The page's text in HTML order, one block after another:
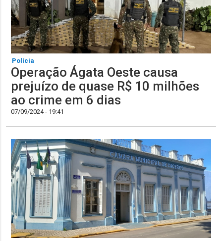
Polícia
Operação Ágata Oeste causa
prejuízo de quase R$ 10 milhões
ao crime em 6 dias
07/09/2024 - 19:41